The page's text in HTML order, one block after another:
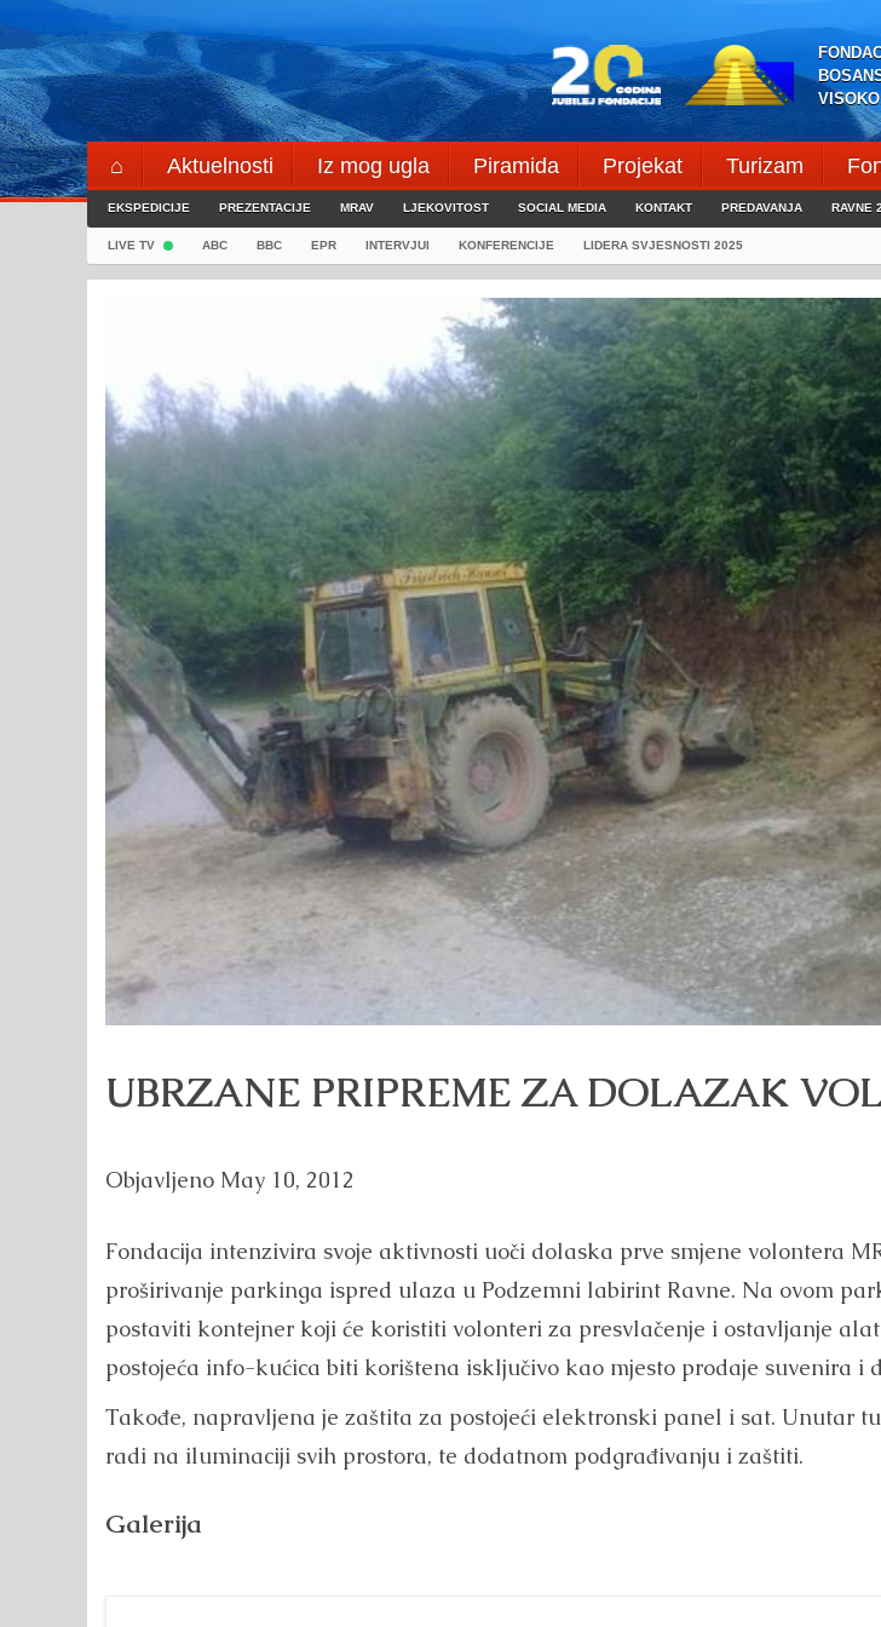
Skip
to
content
⌂ Aktuelnosti Iz mog ugla Piramida Projekat Turizam
Blogeri
⌖
EKSPEDICIJE PREZENTACIJE MRAV LJEKOVITOST SOCIAL MEDIA KONTAKT PREDAVANJA RAVNE
LIVE TV ABC BBC EPR INTERVJUI KONFERENCIJE LIDERA SVJESNOSTI 2025
UBRZANE PRIPREME ZA DOLAZAK
Objavljeno May 10, 2012
Fondacija intenzivira svoje aktivnosti uoči dolaska prve smjene volontera
proširivanje parkinga ispred ulaza u Podzemni labirint Ravne. Na ovom
postaviti kontejner koji će koristiti volonteri za presvlačenje i ostavljanje
postojeća info-kućica biti korištena isključivo kao mjesto prodaje suvenira i
Takođe, napravljena je zaštita za postojeći elektronski panel i sat. Unutar
radi na iluminaciji svih prostora, te dodatnom podgrađivanju i zaštiti.
Galerija